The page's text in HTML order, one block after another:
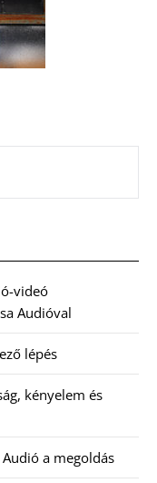
videó
Audióval
lépés
kényelem és
Audió a megoldás